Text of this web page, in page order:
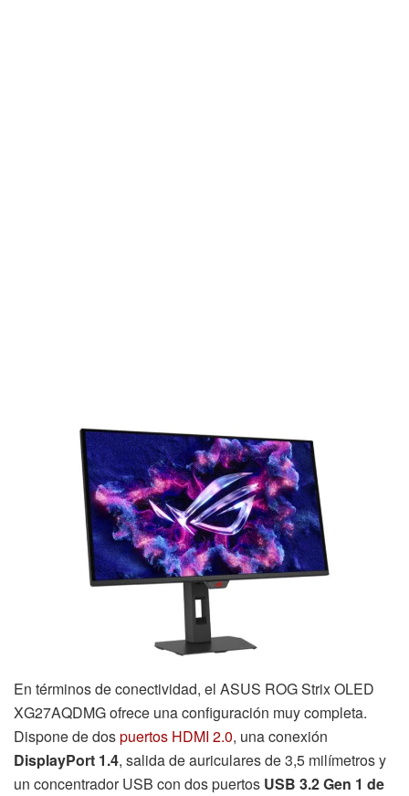
En términos de conectividad, el ASUS ROG Strix OLED
XG27AQDMG ofrece una configuración muy completa.
Dispone de dospuertos HDMI 2.0, una conexión
DisplayPort 1.4, salida de auriculares de 3,5 milímetros y
un concentrador USB con dos puertos USB 3.2 Gen 1 de